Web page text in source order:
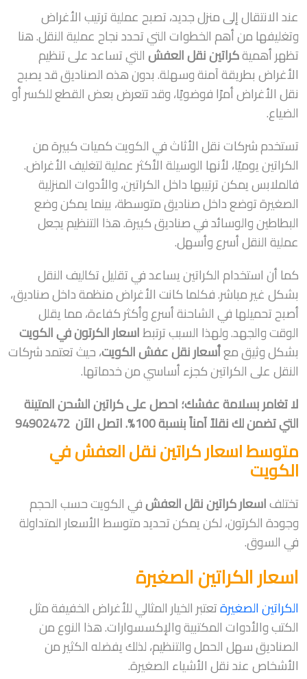
عند الانتقال إلى منزل جديد، تصبح عملية ترتيب الأغراض
وتغليفها من أهم الخطوات التي تحدد نجاح عملية النقل. هنا
تظهر أهميةكراتين نقل العفشالتي تساعد على تنظيم
الأغراض بطريقة آمنة وسهلة. بدون هذه الصناديق قد يصبح
نقل الأغراض أمرًا فوضويًا، وقد تتعرض بعض القطع للكسر أو
الضياع.
تستخدم شركات نقل الأثاث في الكويت كميات كبيرة من
الكراتين يوميًا، لأنها الوسيلة الأكثر عملية لتغليف الأغراض.
فالملابس يمكن ترتيبها داخل الكراتين، والأدوات المنزلية
الصغيرة توضع داخل صناديق متوسطة، بينما يمكن وضع
البطاطين والوسائد في صناديق كبيرة. هذا التنظيم يجعل
عملية النقل أسرع وأسهل.
كما أن استخدام الكراتين يساعد في تقليل تكاليف النقل
بشكل غير مباشر. فكلما كانت الأغراض منظمة داخل صناديق،
أصبح تحميلها في الشاحنة أسرع وأكثر كفاءة، مما يقلل
الوقت والجهد. ولهذا السبب ترتبطاسعار الكرتون في الكويت
بشكل وثيق معأسعار نقل عفش الكويت، حيث تعتمد شركات
النقل على الكراتين كجزء أساسي من خدماتها.
لا تغامر بسلامة عفشك؛ احصل على كراتين الشحن المتينة
التي تضمن لك نقلاً آمناً بنسبة 100%. اتصل الآن 94902472
متوسط اسعار كراتين نقل العفش في
الكويت
تختلفاسعار كراتين نقل العفشفي الكويت حسب الحجم
وجودة الكرتون، لكن يمكن تحديد متوسط الأسعار المتداولة
في السوق.
اسعار الكراتين الصغيرة
الكراتين الصغيرةتعتبر الخيار المثالي للأغراض الخفيفة مثل
الكتب والأدوات المكتبية والإكسسوارات. هذا النوع من
الصناديق سهل الحمل والتنظيم، لذلك يفضله الكثير من
الأشخاص عند نقل الأشياء الصغيرة.